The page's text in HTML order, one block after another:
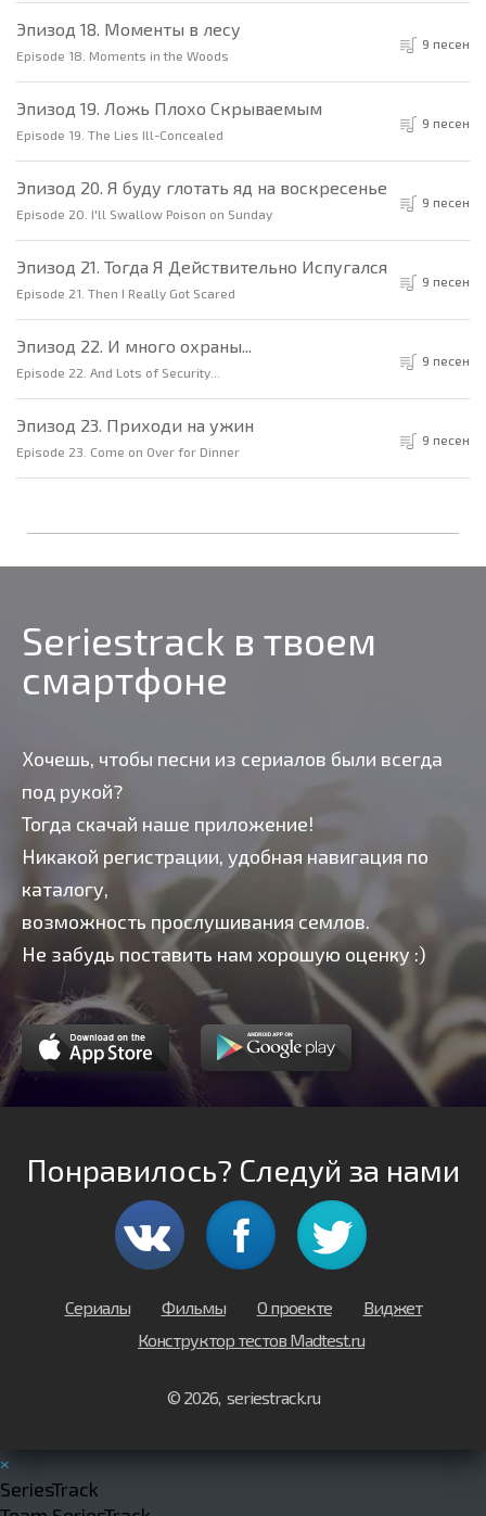
Эпизод 18. Моменты в лесу
Episode 18. Moments in the Woods
9 песен
Эпизод 19. Ложь Плохо Скрываемым
Episode 19. The Lies Ill-Concealed
9 песен
Эпизод 20. Я буду глотать яд на воскресенье
Episode 20. I'll Swallow Poison on Sunday
9 песен
Эпизод 21. Тогда Я Действительно Испугался
Episode 21. Then I Really Got Scared
9 песен
Эпизод 22. И много охраны...
Episode 22. And Lots of Security...
9 песен
Эпизод 23. Приходи на ужин
Episode 23. Come on Over for Dinner
9 песен
Seriestrack в твоем
смартфоне
Хочешь, чтобы песни из сериалов были всегда
под рукой?
Тогда скачай наше приложение!
Никакой регистрации, удобная навигация по
каталогу,
возможность прослушивания семлов.
Не забудь поставить нам хорошую оценку :)
Понравилось? Следуй за нами
Сериалы Фильмы О проекте
Виджет
Конструктор тестов Madtest.ru
© 2026, seriestrack.ru
×
SeriesTrack